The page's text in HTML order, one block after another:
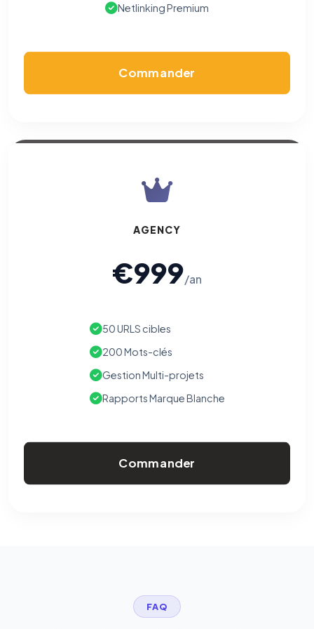
Netlinking Premium
Commander
AGENCY
€999/an
50 URLS cibles
200 Mots-clés
Gestion Multi-projets
Rapports Marque Blanche
Commander
FAQ